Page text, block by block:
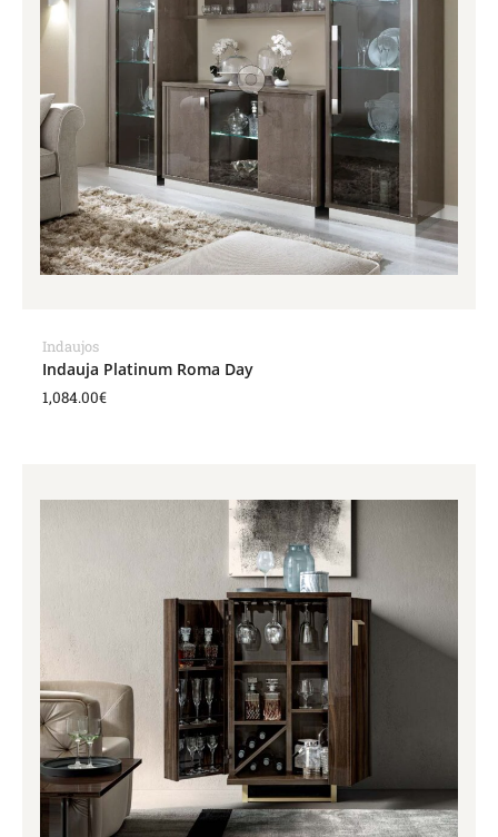
Indaujos
Indauja Platinum Roma Day
1,084.00€